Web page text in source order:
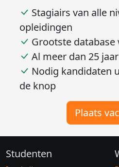
Een stagiair zoeken begint
je stagevacature en
Stagiairs van alle
opleidingen
Grootste database
Al meer dan 25 jaar
Plaats